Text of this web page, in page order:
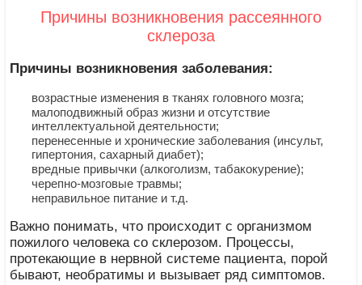
Причины возникновения рассеянного
склероза
Причины возникновения заболевания:
возрастные изменения в тканях головного мозга;
малоподвижный образ жизни и отсутствие
интеллектуальной деятельности;
перенесенные и хронические заболевания (инсульт,
гипертония, сахарный диабет);
вредные привычки (алкоголизм, табакокурение);
черепно-мозговые травмы;
неправильное питание и т.д.
Важно понимать, что происходит с организмом
пожилого человека со склерозом. Процессы,
протекающие в нервной системе пациента, порой
бывают, необратимы и вызывает ряд симптомов.